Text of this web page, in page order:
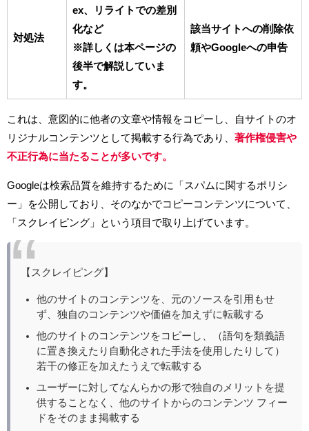
対処法
ex、リライトでの差別
化など
※詳しくは本ページの
後半で解説していま
す。
該当サイトへの削除依
頼やGoogleへの申告
これは、意図的に他者の文章や情報をコピーし、自サイトのオ
リジナルコンテンツとして掲載する行為であり、 著作権侵害や
不正行為に当たることが多いです。
Googleは検索品質を維持するために「スパムに関するポリシ
ー」を公開しており、そのなかでコピーコンテンツについて、
「スクレイピング」という項目で取り上げています。
【スクレイピング】
他のサイトのコンテンツを、元のソースを引用もせ
ず、独自のコンテンツや価値を加えずに転載する
他のサイトのコンテンツをコピーし、（語句を類義語
に置き換えたり自動化された手法を使用したりして）
若干の修正を加えたうえで転載する
ユーザーに対してなんらかの形で独自のメリットを提
供することなく、他のサイトからのコンテンツ フィー
ドをそのまま掲載する